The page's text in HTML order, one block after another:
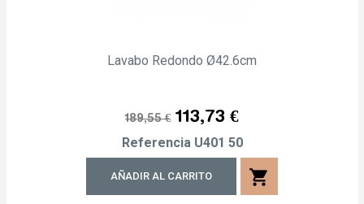
Lavabo Redondo Ø42.6cm
Precio
189,55 € Precio
113,73 €
Referencia U401 50
AÑADIR AL CARRITO shopping_cart